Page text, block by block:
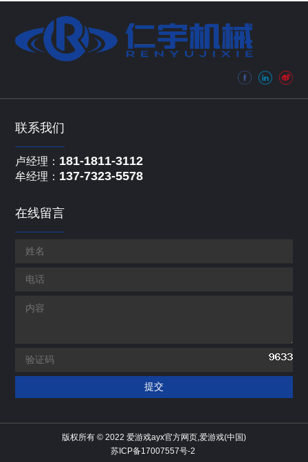
联系我们
卢经理： 181-1811-3112
牟经理： 137-7323-5578
在线留言
版权所有 © 2022 爱游戏ayx官方网页,爱游戏(中国)
苏ICP备17007557号-2